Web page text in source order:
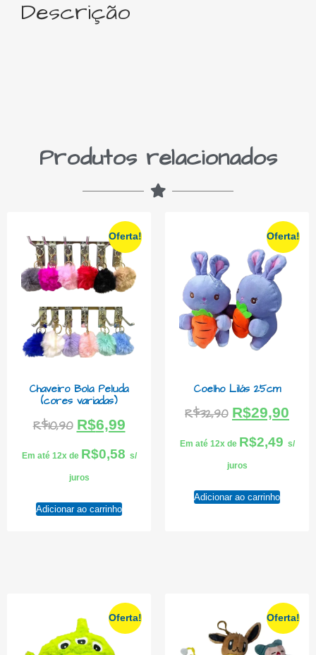
Descrição
Produtos relacionados
Oferta!
Chaveiro Bola Peluda
(cores variadas)
R$10,90 R$6,99
Em até 12x de R$0,58 s/
juros
Adicionar ao carrinho
Oferta!
Coelho Lilás 25cm
R$32,90 R$29,90
Em até 12x de R$2,49 s/
juros
Adicionar ao carrinho
Oferta! Oferta!